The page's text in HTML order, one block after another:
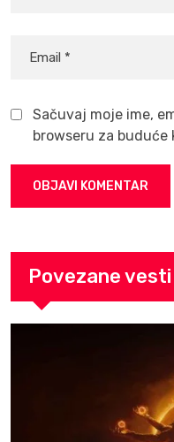
Sačuvaj moje ime,
browseru za buduće
Povezane vesti